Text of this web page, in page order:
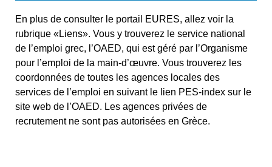
En plus de consulter le portail EURES, allez voir la
rubrique «Liens». Vous y trouverez le service national
de l’emploi grec, l’OAED, qui est géré par l’Organisme
pour l’emploi de la main-d’œuvre. Vous trouverez les
coordonnées de toutes les agences locales des
services de l’emploi en suivant le lien PES-index sur le
site web de l’OAED. Les agences privées de
recrutement ne sont pas autorisées en Grèce.